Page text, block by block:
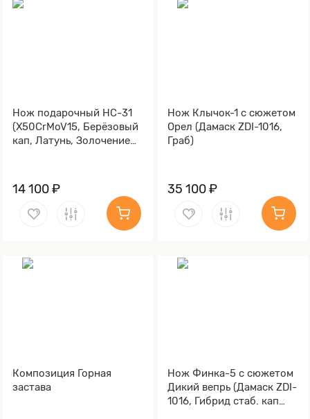
Нож подарочный НС-31
(X50CrMoV15, Берёзовый
кап, Латунь, Золочение
14 100 ₽
Нож Клычок-1 с сюжетом
Орел (Дамаск ZDI-1016,
Граб)
35 100 ₽
Композиция Горная
застава
Нож Финка-5 с сюжетом
Дикий вепрь (Дамаск ZDI-
1016, Гибрид стаб. кап